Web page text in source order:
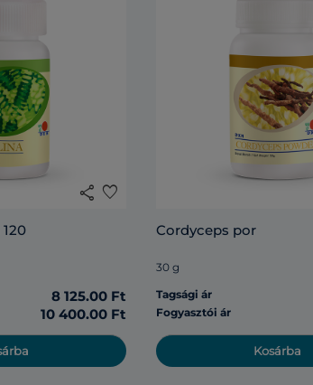
share favorite
8 125.00 Ft
10 400.00 Ft
Cordyceps por
30 g
Tagsági ár
Fogyasztói ár
Kosárba